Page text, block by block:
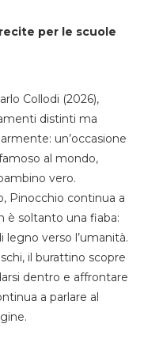
per le scuole
Collodi (2026),
distinti ma
un’occasione
al mondo,
vero.
Pinocchio continua a
è soltanto una fiaba:
legno verso l’umanità.
il burattino scopre
dentro e affrontare
a parlare al